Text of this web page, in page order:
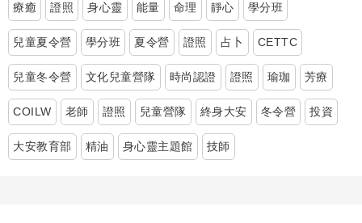
療癒 證照 身心靈 能量 命理 靜心 學分班
兒童夏令營 學分班 夏令營 證照 占卜 CETTC
兒童冬令營 文化兒童營隊 時尚認證 證照 瑜珈 芳療
COILW 老師 證照 兒童營隊 終身大安 冬令營 投資
大安教育部 精油 身心靈主題館 技師